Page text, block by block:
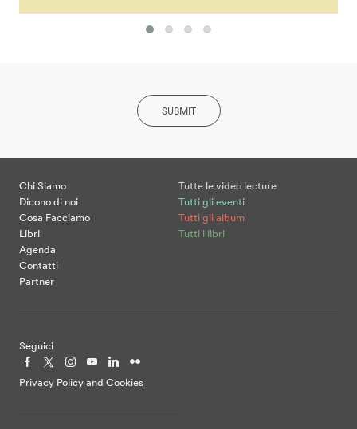
SUBMIT
Chi Siamo
Dicono di noi
Cosa Facciamo
Libri
Agenda
Contatti
Partner
Tutte le video lecture
Tutti gli eventi
Tutti gli album
Tutti i libri
Seguici
Privacy Policy and Cookies